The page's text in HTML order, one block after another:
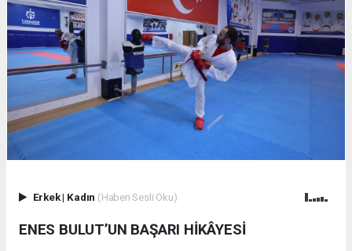
Erkek| Kadın (Haberi Sesli Oku)
ENES BULUT’UN BAŞARI HİKÂYESİ